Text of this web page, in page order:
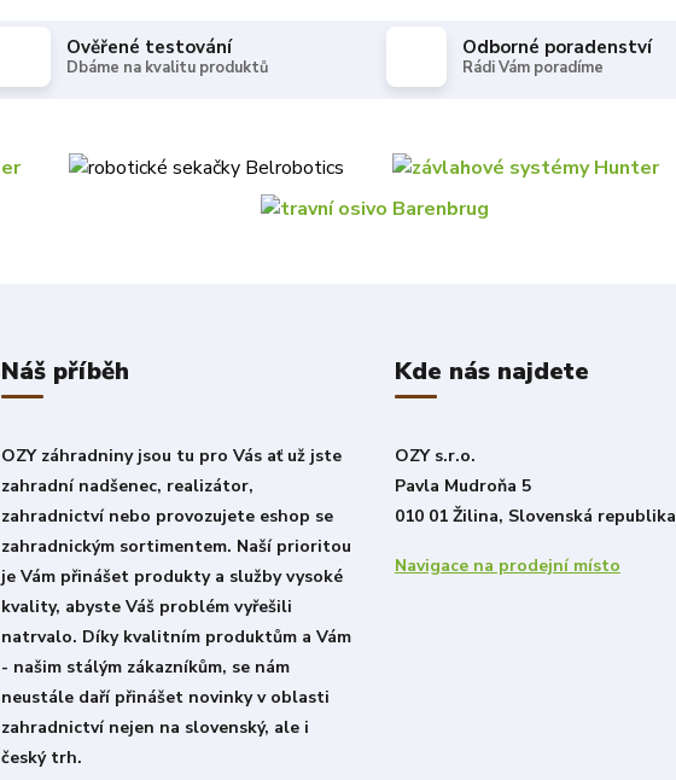
Ověřené testování
Dbáme na kvalitu produktů
Odborné poradenství
Rádi Vám poradíme
Náš příběh
OZY záhradniny jsou tu pro Vás ať už jste
zahradní nadšenec, realizátor,
zahradnictví nebo provozujete eshop se
zahradnickým sortimentem. Naší prioritou
je Vám přinášet produkty a služby vysoké
kvality, abyste Váš problém vyřešili
natrvalo. Díky kvalitním produktům a Vám
- našim stálým zákazníkům, se nám
neustále daří přinášet novinky v oblasti
zahradnictví nejen na slovenský, ale i
český trh.
Kde nás najdete
OZY s.r.o.
Pavla Mudroňa 5
010 01 Žilina, Slovenská republika
Navigace na prodejní místo